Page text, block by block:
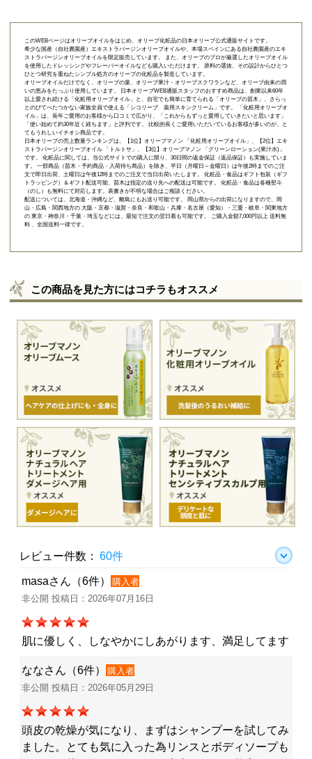
このWEBページはオリーブオイルをはじめ、オリーブ化粧品の日本オリーブ公式通販サイトです。
希少な国産（自社農園産）エキストラバージンオリーブオイルや、本場スペインにある自社農園産のエキ
ストラバージンオリーブオイルを限定販売しています。 また、オリーブのプロが厳選したオリーブオイル
を使用したドレッシングやフレーバーオイルなども購入いただけます。 原料の選抜、その設計からひとつ
ひとつ研究を重ねたシンプル処方のオリーブの化粧品を製造しています。
オリーブオイルだけでなく、オリーブの葉、オリーブ果汁・オリーブスクワランなど、オリーブ由来の潤
いの恵みをたっぷり使用しています。 日本オリーブWEB通販スタッフのおすすめ商品は、創業以来60年
以上愛され続ける「 化粧用オリーブオイル 」と、自宅でも簡単に育てられる「 オリーブの苗木 」、さらっ
とのびてべたつかない家族全員で使える「 シコリーブ 薬用スキンクリーム 」です。 「化粧用オリーブオ
イル」は、長年ご愛用のお客様から口コミで広がり、「これからもずっと愛用していきたいと思います」
「使い始めて約30年近く経ちます」と評判です。 比較的長くご愛用いただいているお客様が多いのが、と
てもうれしいイチオシ商品です。
日本オリーブの売上数量ランキングは、【1位】オリーブマノン 「 化粧用オリーブオイル 」、【2位】 エキ
ストラバージンオリーブオイル 「トルトサ」 、【3位】 オリーブマノン 「グリーンローション(果汁水)」
です。 化粧品に関しては、当公式サイトでの購入に限り、 30日間の返金保証（返品保証）
も実施していま
す。 一部商品（苗木・予約商品・入荷待ち商品）を除き、平日（月曜日～金曜日）は午後2時までのご注
文で即日出荷、土曜日は午後12時までのご注文で当日出荷いたします。 化粧品・食品はギフト包装（ギフ
トラッピング）＆ギフト配送可能、苗木は指定の送り先への配送は可能です。 化粧品・食品は各種熨斗
（のし）も無料にて対応します。表書きが不明な場合はご相談ください。
配送については、北海道・沖縄など、離島にもお送り可能です。 岡山県からの出荷になりますので、岡
山・広島・関西地方の 大阪・京都・滋賀・奈良・和歌山・兵庫・名古屋（愛知）・三重・岐阜・関東地方
の 東京・神奈川・千葉・埼玉などには、最短で注文の翌日着も可能です。 ご購入金額7,000円以上 送料無
料 、全国送料一律です。
この商品を見た方にはコチラもオススメ
レビュー件数： 60件
masaさん（6件）
購入者
非公開 投稿日：2026年07月16日
肌に優しく、しなやかにしあがります、満足してます
ななさん（6件）
購入者
非公開 投稿日：2026年05月29日
頭皮の乾燥が気になり、まずはシャンプーを試してみ
ました。とても気に入った為リンスとボディソープも